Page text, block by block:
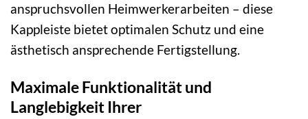
anspruchsvollen Heimwerkerarbeiten – diese
Kappleiste bietet optimalen Schutz und eine
ästhetisch ansprechende Fertigstellung.
Maximale Funktionalität und
Langlebigkeit Ihrer